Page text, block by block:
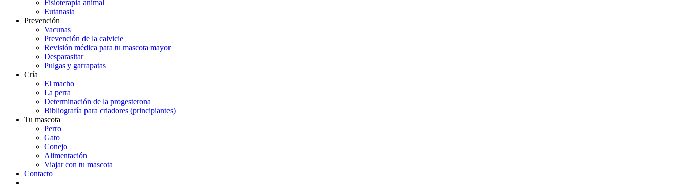
Fisioterapia animal
Eutanasia
Prevención
Vacunas
Prevención de la calvicie
Revisión médica para tu mascota mayor
Desparasitar
Pulgas y garrapatas
Cría
El macho
La perra
Determinación de la progesterona
Bibliografía para criadores (principiantes)
Tu mascota
Perro
Gato
Conejo
Alimentación
Viajar con tu mascota
Contacto